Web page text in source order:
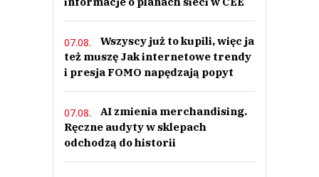
0
Nie znaleziono komentarzy
Zostaw swoje komentarze
Imię (Wymagane)
Anuluj
Prześlij komentarz
07.08.
Wszyscy już to kupili, więc ja
też muszę Jak internetowe trendy
i presja FOMO napędzają popyt
07.08.
AI zmienia merchandising.
Ręczne audyty w sklepach
odchodzą do historii